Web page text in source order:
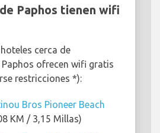
Paphos tienen wifi
cerca de
ofrecen wifi gratis
restricciones *):
Bros Pioneer Beach
KM / 3,15 Millas)